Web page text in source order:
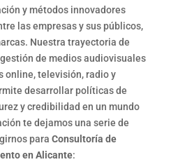
y métodos innovadores
las empresas y sus públicos,
Nuestra trayectoria de
de medios audiovisuales
online, televisión, radio y
desarrollar políticas de
y credibilidad en un mundo
te dejamos una serie de
para Consultoría de
en Alicante: